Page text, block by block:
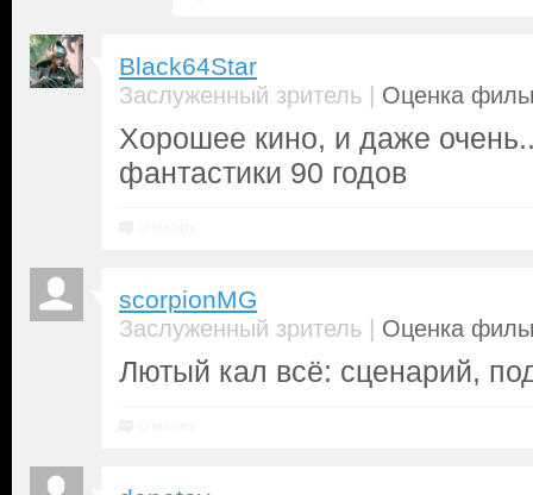
Black64Star
Заслуженный зритель | Оценка
Хорошее кино, и даже
фантастики 90 годов
scorpionMG
Заслуженный зритель | Оценка
Лютый кал всё: сценарий,